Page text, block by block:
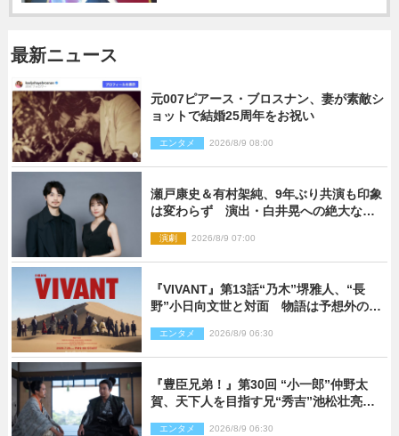
最新ニュース
元007ピアース・ブロスナン、妻が素敵シ
ョットで結婚25周年をお祝い
エンタメ 2026/8/9 08:00
瀬戸康史＆有村架純、9年ぶり共演も印象
は変わらず 演出・白井晃への絶大なる
演劇 2026/8/9 07:00
『VIVANT』第13話“乃木”堺雅人、“長
野”小日向文世と対面 物語は予想外の展
エンタメ 2026/8/9 06:30
『豊臣兄弟！』第30回 “小一郎”仲野太
賀、天下人を目指す兄“秀吉”池松壮亮
エンタメ 2026/8/9 06:30